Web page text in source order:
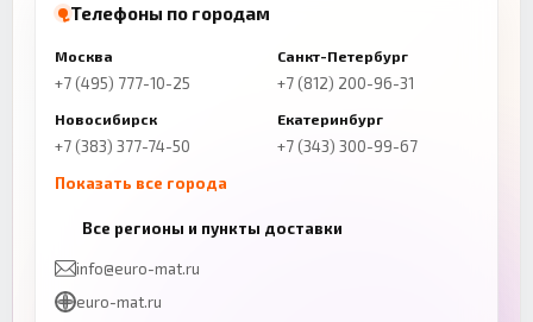
Телефоны по городам
Москва
+7 (495) 777-10-25
Санкт-Петербург
+7 (812) 200-96-31
Новосибирск
+7 (383) 377-74-50
Екатеринбург
+7 (343) 300-99-67
Показать все города
+7 (843) 206-01-30
Челябинск
+7 (343) 300-99-67
Все регионы и пункты доставки
info@euro-mat.ru
euro-mat.ru